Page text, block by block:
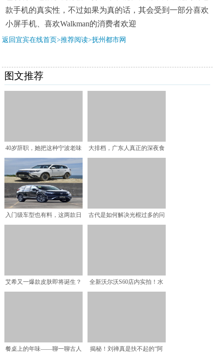
款手机的真实性，不过如果为真的话，其会受到一部分喜欢
小屏手机、喜欢Walkman的消费者欢迎
返回宜宾在线首页>推荐阅读>抚州都市网
图文推荐
40岁辞职，她把这种宁波老味
道做到年产50万箱！
大排档，广东人真正的深夜食
入门级车型也有料，这两款日
古代是如何解决光棍过多的问
艾希又一爆款皮肤即将诞生？
全新沃尔沃S60店内实拍！水
餐桌上的年味——聊一聊古人
揭秘！刘禅真是扶不起的“阿